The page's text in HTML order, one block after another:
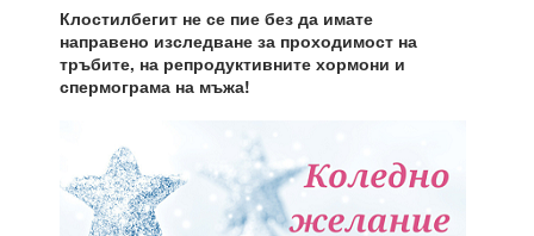
Клостилбегит не се пие без да имате
направено изследване за проходимост на
тръбите, на репродуктивните хормони и
спермограма на мъжа!